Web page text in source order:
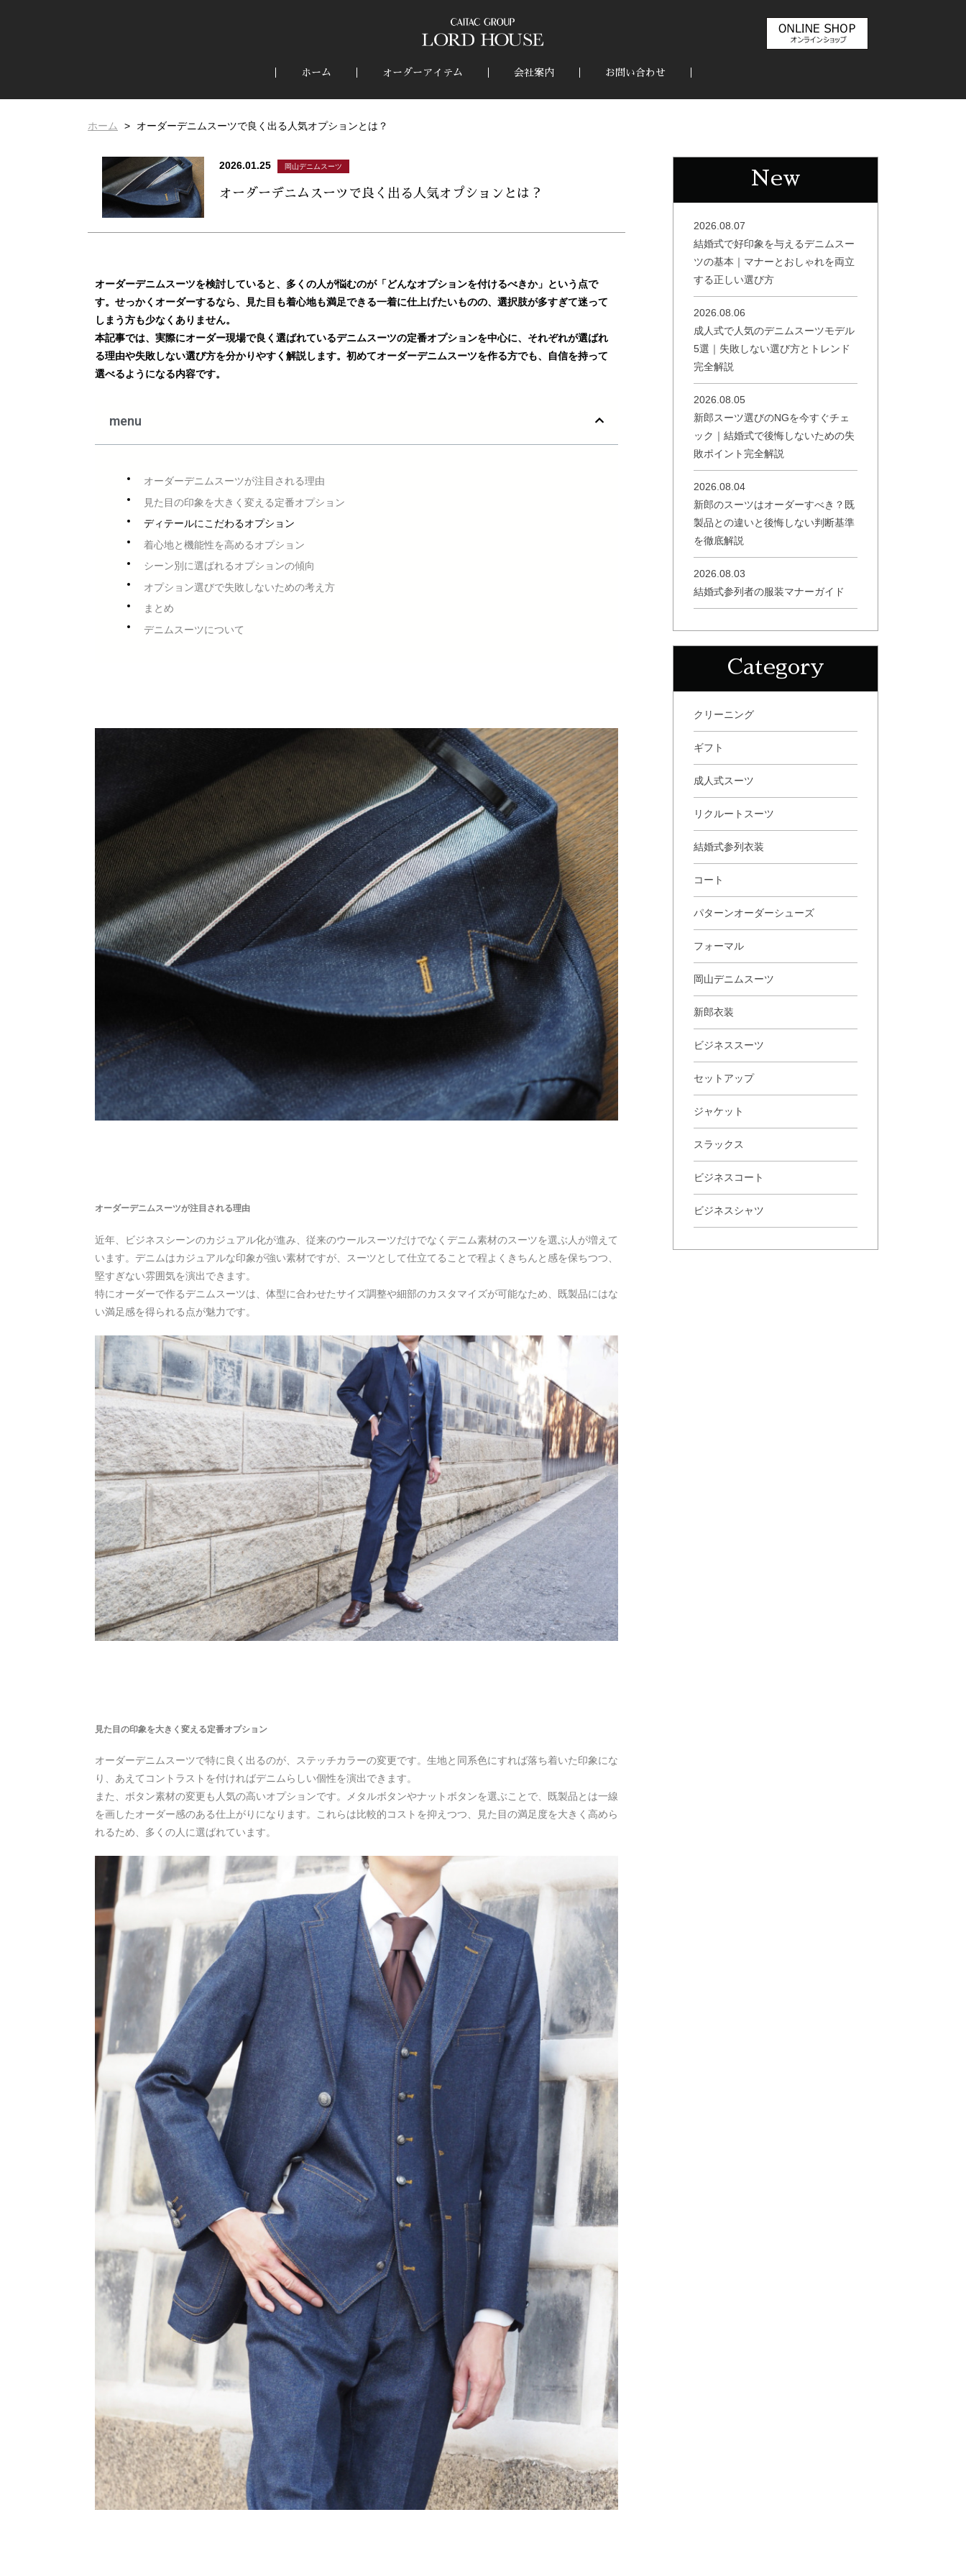
ホーム オーダーアイテム 会社案内 お問い合わせ
ホーム オーダーデニムスーツで良く出る人気オプションとは？
2026.01.25 岡山デニムスーツ
オーダーデニムスーツで良く出る人気オプションとは？
オーダーデニムスーツを検討していると、多くの人が悩むのが「どんなオプションを付けるべきか」という点で
す。せっかくオーダーするなら、見た目も着心地も満足できる一着に仕上げたいものの、選択肢が多すぎて迷って
しまう方も少なくありません。
本記事では、実際にオーダー現場で良く選ばれているデニムスーツの定番オプションを中心に、それぞれが選ばれ
る理由や失敗しない選び方を分かりやすく解説します。初めてオーダーデニムスーツを作る方でも、自信を持って
選べるようになる内容です。
menu
オーダーデニムスーツが注目される理由
見た目の印象を大きく変える定番オプション
ディテールにこだわるオプション
着心地と機能性を高めるオプション
シーン別に選ばれるオプションの傾向
オプション選びで失敗しないための考え方
まとめ
デニムスーツについて
オーダーデニムスーツが注目される理由
近年、ビジネスシーンのカジュアル化が進み、従来のウールスーツだけでなくデニム素材のスーツを選ぶ人が増えて
います。デニムはカジュアルな印象が強い素材ですが、スーツとして仕立てることで程よくきちんと感を保ちつつ、
堅すぎない雰囲気を演出できます。
特にオーダーで作るデニムスーツは、体型に合わせたサイズ調整や細部のカスタマイズが可能なため、既製品にはな
い満足感を得られる点が魅力です。
見た目の印象を大きく変える定番オプション
オーダーデニムスーツで特に良く出るのが、ステッチカラーの変更です。生地と同系色にすれば落ち着いた印象にな
り、あえてコントラストを付ければデニムらしい個性を演出できます。
また、ボタン素材の変更も人気の高いオプションです。メタルボタンやナットボタンを選ぶことで、既製品とは一線
を画したオーダー感のある仕上がりになります。これらは比較的コストを抑えつつ、見た目の満足度を大きく高めら
れるため、多くの人に選ばれています。
New
2026.08.07
結婚式で好印象を与えるデニムスー
ツの基本｜マナーとおしゃれを両立
する正しい選び方
2026.08.06
成人式で人気のデニムスーツモデル
5選｜失敗しない選び方とトレンド
完全解説
2026.08.05
新郎スーツ選びのNGを今すぐチェ
ック｜結婚式で後悔しないための失
敗ポイント完全解説
2026.08.04
新郎のスーツはオーダーすべき？既
製品との違いと後悔しない判断基準
を徹底解説
2026.08.03
結婚式参列者の服装マナーガイド
Category
クリーニング
ギフト
成人式スーツ
リクルートスーツ
結婚式参列衣装
コート
パターンオーダーシューズ
フォーマル
岡山デニムスーツ
新郎衣装
ビジネススーツ
セットアップ
ジャケット
スラックス
ビジネスコート
ビジネスシャツ